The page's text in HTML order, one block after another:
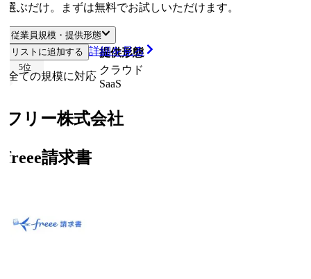
ぶだけ。まずは無料でお試しいただけます。
従業員規模・提供形態
従業員規模
提供形態
ての規模に対応
クラウド
SaaS
リストに追加する 詳細を見る
位
リー株式会社
請求書